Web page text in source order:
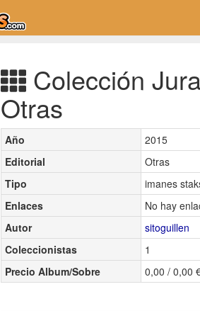
Colección
Otras
Año
2015
Editorial
Otras
Tipo
imanes
Enlaces
No hay
Autor
sitoguillen
Coleccionistas
1
Precio Album/Sobre
0,00 / 0,00